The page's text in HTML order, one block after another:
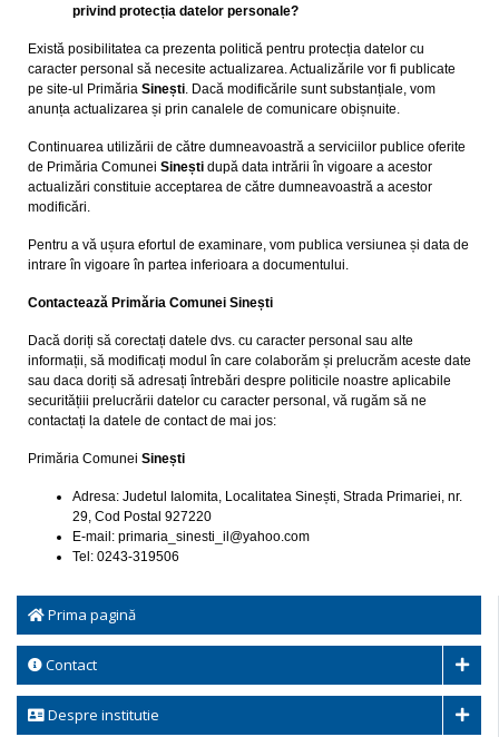
Prima pagină
Contact
Despre institutie
privind protecția datelor personale?
Există posibilitatea ca prezenta politică pentru protecția datelor cu
caracter personal să necesite actualizarea. Actualizările vor fi publicate
pe site-ul Primăria Sinești. Dacă modificările sunt substanțiale, vom
anunța actualizarea și prin canalele de comunicare obișnuite.
Continuarea utilizării de către dumneavoastră a serviciilor publice oferite
de Primăria Comunei Sinești după data intrării în vigoare a acestor
actualizări constituie acceptarea de către dumneavoastră a acestor
modificări.
Pentru a vă ușura efortul de examinare, vom publica versiunea și data de
intrare în vigoare în partea inferioara a documentului.
Contactează Primăria Comunei Sinești
Dacă doriți să corectați datele dvs. cu caracter personal sau alte
informații, să modificați modul în care colaborăm și prelucrăm aceste date
sau daca doriți să adresați întrebări despre politicile noastre aplicabile
securitățiii prelucrării datelor cu caracter personal, vă rugăm să ne
contactați la datele de contact de mai jos:
Primăria Comunei Sinești
Adresa: Judetul Ialomita, Localitatea Sinești, Strada Primariei, nr.
29, Cod Postal 927220
E-mail: primaria_sinesti_il@yahoo.com
Tel: 0243-319506